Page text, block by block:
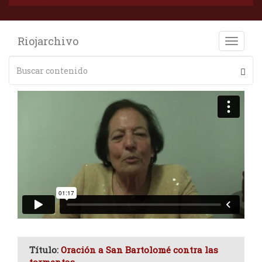
Toggle
Riojarchivo
Título: Oración a San Bartolomé contra las